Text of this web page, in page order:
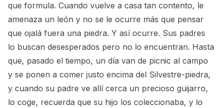
que formula. Cuando vuelve a casa tan contento, le
amenaza un león y no se le ocurre más que pensar
que ojalá fuera una piedra. Y así ocurre. Sus padres
lo buscan desesperados pero no lo encuentran. Hasta
que, pasado el tiempo, un día van de picnic al campo
y se ponen a comer justo encima del Silvestre-piedra,
y cuando su padre ve allí cerca un precioso guijarro,
lo coge, recuerda que su hijo los coleccionaba, y lo